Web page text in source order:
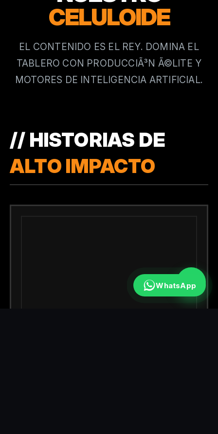
CELULOIDE
EL CONTENIDO ES EL REY. DOMINA EL
TABLERO CON PRODUCCIÃ³N Ã©LITE Y
MOTORES DE INTELIGENCIA ARTIFICIAL.
// HISTORIAS DE
ALTO IMPACTO
WhatsApp